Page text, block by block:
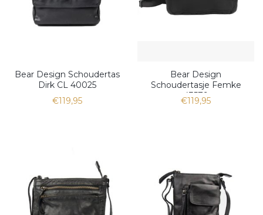
Bear Design Schoudertas
Dirk CL 40025
€119,95
Bear Design
Schoudertasje Femke
43579
€119,95